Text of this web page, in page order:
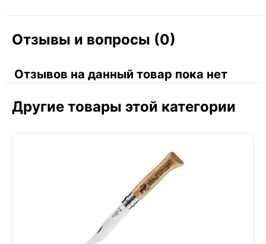
Отзывы и вопросы (0)
Отзывов на данный товар пока нет
Другие товары этой категории